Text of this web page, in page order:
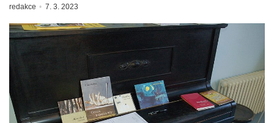
redakce 7. 3. 2023